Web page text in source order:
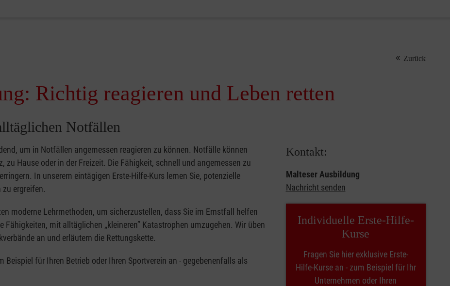
Zurück
Richtig reagieren und Leben retten
Notfällen
um in Notfällen angemessen reagieren zu können. Notfälle können
Hause oder in der Freizeit. Die Fähigkeit, schnell und angemessen zu
In unserem eintägigen Erste-Hilfe-Kurs lernen Sie, potenzielle
ergreifen.
moderne Lehrmethoden, um sicherzustellen, dass Sie im Ernstfall helfen
mit alltäglichen „kleineren” Katastrophen umzugehen. Wir üben
an und erläutern die Rettungskette.
Beispiel für Ihren Betrieb oder Ihren Sportverein an - gegebenenfalls als
Kontakt:
Malteser Ausbildung
Nachricht senden
Individuelle Erste-Hilfe-
Kurse
Fragen Sie hier exklusive Erste-
Hilfe-Kurse an - zum Beispiel für Ihr
Unternehmen oder Ihren